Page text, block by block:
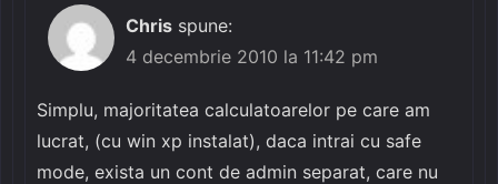
Chris spune:
4 decembrie 2010 la 11:42 pm
Simplu, majoritatea calculatoarelor pe care am
lucrat, (cu win xp instalat), daca intrai cu safe
mode, exista un cont de admin separat, care nu